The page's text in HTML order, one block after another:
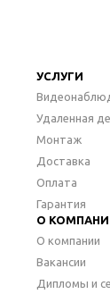
УСЛУГИ
Удаленная
Монтаж
Доставка
Оплата
Гарантия
О
О компании
Вакансии
Дипломы и